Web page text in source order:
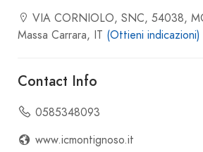
VIA CORNIOLO, SNC, 54038,
Massa Carrara, IT (Ottieni indicazioni)
Contact Info
0585348093
www.icmontignoso.it